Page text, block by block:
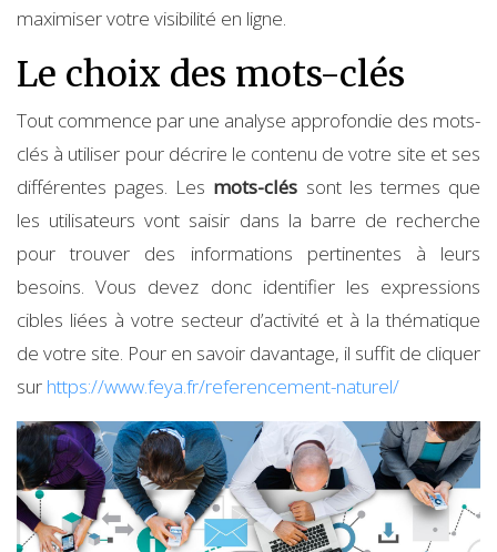
maximiser votre visibilité en ligne.
Le choix des mots-clés
Tout commence par une analyse approfondie des mots-
clés à utiliser pour décrire le contenu de votre site et ses
différentes pages. Les mots-clés sont les termes que
les utilisateurs vont saisir dans la barre de recherche
pour trouver des informations pertinentes à leurs
besoins. Vous devez donc identifier les expressions
cibles liées à votre secteur d’activité et à la thématique
de votre site. Pour en savoir davantage, il suffit de cliquer
sur https://www.feya.fr/referencement-naturel/